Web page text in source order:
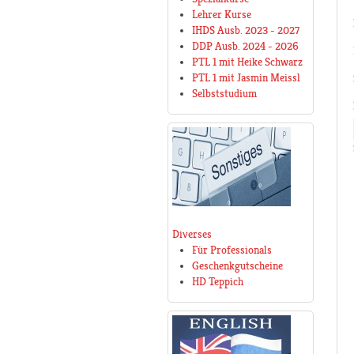
Lehrer Kurse
IHDS Ausb. 2023 - 2027
DDP Ausb. 2024 - 2026
PTL 1 mit Heike Schwarz
PTL 1 mit Jasmin Meissl
Selbststudium
Diverses
Für Professionals
Geschenkgutscheine
HD Teppich